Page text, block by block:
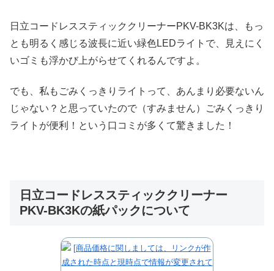
日立コードレススティッククリーナーPKV-BK3Kは、もっ
とも明るく感じる波長に近い緑色LEDライトで、見えにく
いゴミも浮かび上がらせてくれるんですよ。
でも、私もごみくっきりライトって、あんまり必要ないん
じゃない？と思っていたので（すみません）ごみくっきり
ライトが便利！という口コミが多くて驚きました！
日立コードレススティッククリーナー
PKV-BK3Kの紙パックについて